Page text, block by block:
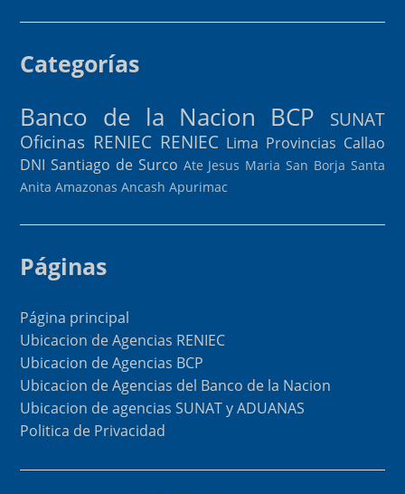
Categorías
Banco de la Nacion BCP
SUNAT
Oficinas RENIEC RENIEC Lima Provincias Callao
DNI Santiago de Surco Ate Jesus Maria San Borja Santa
Anita Amazonas Ancash Apurimac
Páginas
Página principal
Ubicacion de Agencias RENIEC
Ubicacion de Agencias BCP
Ubicacion de Agencias del Banco de la Nacion
Ubicacion de agencias SUNAT y ADUANAS
Politica de Privacidad